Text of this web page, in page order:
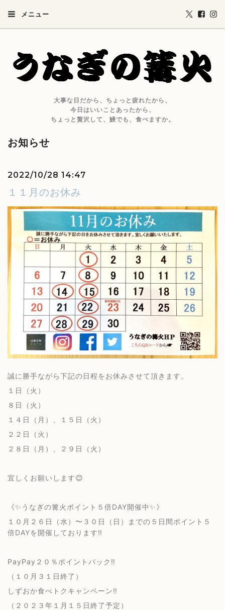
メニュー
大事な日だから、ちょっと疲れたから、
今日はいいことあったから、
ちょっと贅沢して、鰻でも、食べますか。
お知らせ
2022/10/28 14:47
１１月のお休み
誠に勝手ながら下記の日程をお休みさせて頂きます。
１日（火）
８日（火）
１４日（月）、１５日（火）
２２日（火）
２８日（月）、２９日（火）
宜しくお願いします😊
《✨うなぎの篝火ポイント５倍DAY開催中✨》
１０月２６日（水）〜３０日（日）までの５日間ポイント５
倍DAYを開催しております‼️
PayPay２０％ポイントバック‼️
（１０月３１日終了）
しずおか食べトクキャンペーン‼️
（２０２３年１月１５日終了予定）